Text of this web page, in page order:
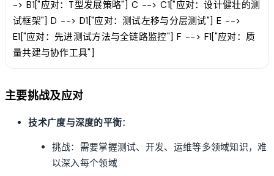
-> B1["应对：T型发展策略"] C --> C1["应对：设计健壮的测
试框架"] D --> D1["应对：测试左移与分层测试"] E -->
E1["应对：先进测试方法与全链路监控"] F --> F1["应对：质
量共建与协作工具"]
主要挑战及应对
技术广度与深度的平衡：
挑战：需要掌握测试、开发、运维等多领域知识，难
以深入每个领域